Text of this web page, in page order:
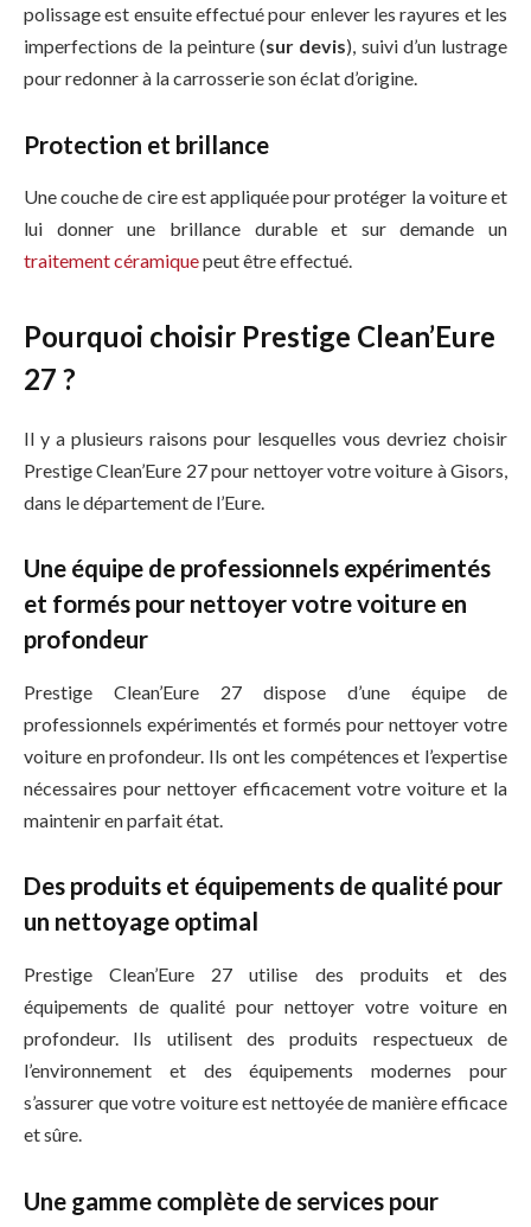
polissage est ensuite effectué pour enlever les rayures et les
imperfections de la peinture (sur devis), suivi d’un lustrage
pour redonner à la carrosserie son éclat d’origine.
Protection et brillance
Une couche de cire est appliquée pour protéger la voiture et
lui donner une brillance durable et sur demande un
traitement céramiquepeut être effectué.
Pourquoi choisir Prestige Clean’Eure
27 ?
Il y a plusieurs raisons pour lesquelles vous devriez choisir
Prestige Clean’Eure 27 pour nettoyer votre voiture à Gisors,
dans le département de l’Eure.
Une équipe de professionnels expérimentés
et formés pour nettoyer votre voiture en
profondeur
Prestige Clean’Eure 27 dispose d’une équipe de
professionnels expérimentés et formés pour nettoyer votre
voiture en profondeur. Ils ont les compétences et l’expertise
nécessaires pour nettoyer efficacement votre voiture et la
maintenir en parfait état.
Des produits et équipements de qualité pour
un nettoyage optimal
Prestige Clean’Eure 27 utilise des produits et des
équipements de qualité pour nettoyer votre voiture en
profondeur. Ils utilisent des produits respectueux de
l’environnement et des équipements modernes pour
s’assurer que votre voiture est nettoyée de manière efficace
et sûre.
Une gamme complète de services pour